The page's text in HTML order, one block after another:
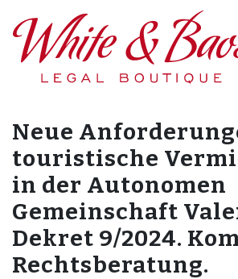
Main Navigation
Neue
touristische
in der Autonomen
Gemeinschaft
Dekret 9/2024.
Rechtsberatung.